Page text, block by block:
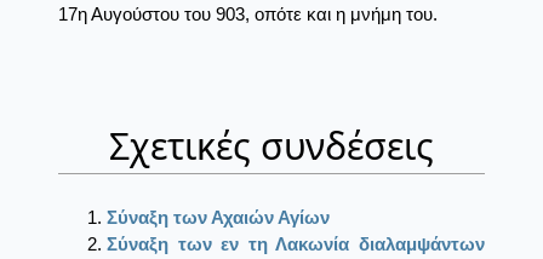
17η Αυγούστου του 903, οπότε και η μνήμη του.
Σχετικές συνδέσεις
Σύναξη των Αχαιών Αγίων
Σύναξη των εν τη Λακωνία διαλαμψάντων